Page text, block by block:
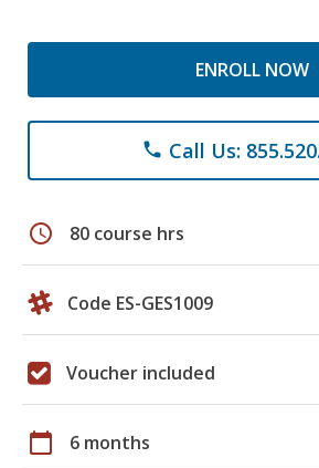
ENROLL NOW
phone Call Us:
schedule 80 course hrs
Code ES-GES1009
Voucher included
calendar_today 6 months